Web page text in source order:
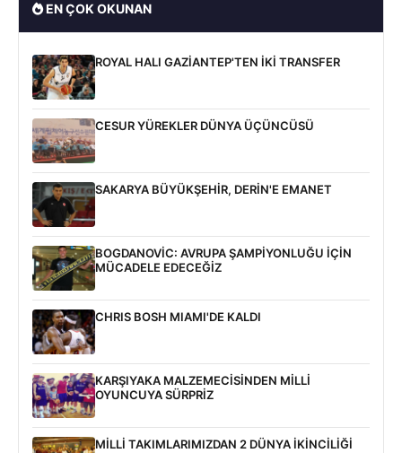
EN ÇOK OKUNAN
ROYAL HALI GAZİANTEP'TEN İKİ TRANSFER
CESUR YÜREKLER DÜNYA ÜÇÜNCÜSÜ
SAKARYA BÜYÜKŞEHİR, DERİN'E EMANET
BOGDANOVİC: AVRUPA ŞAMPİYONLUĞU İÇİN
MÜCADELE EDECEĞİZ
CHRIS BOSH MIAMI'DE KALDI
KARŞIYAKA MALZEMECİSİNDEN MİLLİ
OYUNCUYA SÜRPRİZ
MİLLİ TAKIMLARIMIZDAN 2 DÜNYA İKİNCİLİĞİ